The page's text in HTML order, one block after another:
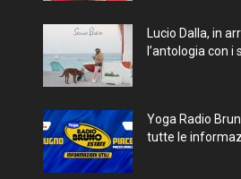
Lucio Dalla, in
l’antologia con i
Yoga Radio
tutte le